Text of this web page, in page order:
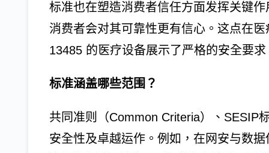
标准也在塑造消费者信任方面发挥关键
消费者会对其可靠性更有信心。这点在
13485 的医疗设备展示了严格的安全要
标准涵盖哪些范围？
共同准则（Common Criteria）、SESIP
安全性及卓越运作。例如，在网安与数